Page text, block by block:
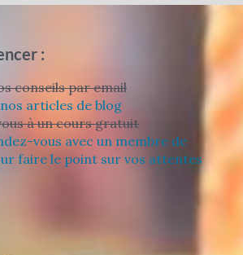
:
conseils par email
articles de blog
à un cours gratuit
vous avec un membre de
faire le point sur vos attentes